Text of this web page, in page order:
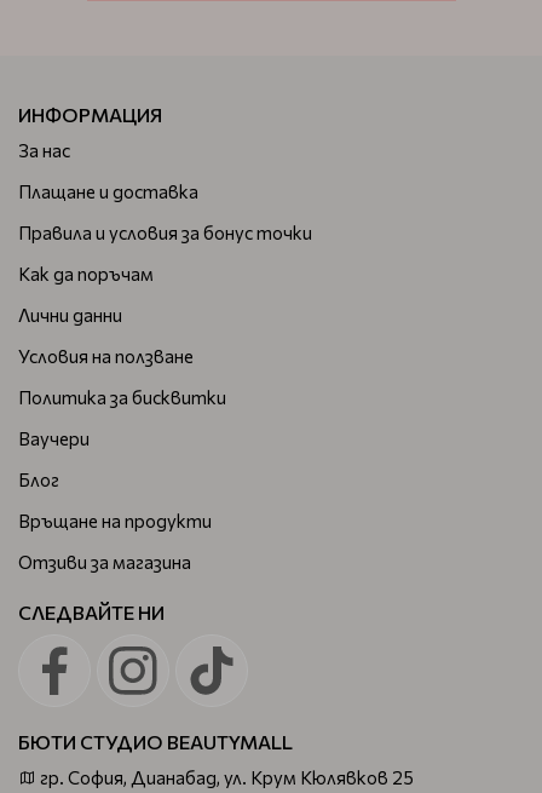
ИНФОРМАЦИЯ
За нас
Плащане и доставка
Правила и условия за бонус точки
Как да поръчам
Лични данни
Условия на ползване
Политика за бисквитки
Ваучери
Блог
Връщане на продукти
Отзиви за магазина
СЛЕДВАЙТЕ НИ
БЮТИ СТУДИО BEAUTYMALL
гр. София, Дианабад, ул. Крум Кюлявков 25